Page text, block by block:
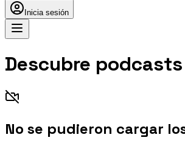
Inicia sesión
Descubre podcasts
No se pudieron cargar